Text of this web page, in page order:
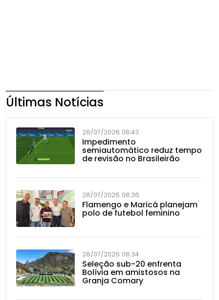
Últimas Notícias
28/07/2026 08:43
Impedimento
semiautomático reduz tempo
de revisão no Brasileirão
28/07/2026 08:36
Flamengo e Maricá planejam
polo de futebol feminino
28/07/2026 08:34
Seleção sub-20 enfrenta
Bolívia em amistosos na
Granja Comary